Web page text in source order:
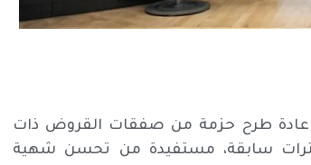
بإعادة طرح حزمة من صفقات القروض ذات
فترات سابقة، مستفيدة من تحسن شهية